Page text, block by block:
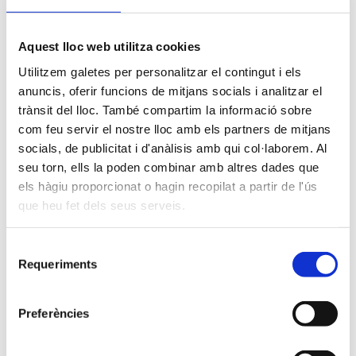
Aquest lloc web utilitza cookies
Utilitzem galetes per personalitzar el contingut i els
anuncis, oferir funcions de mitjans socials i analitzar el
trànsit del lloc. També compartim la informació sobre
com feu servir el nostre lloc amb els partners de mitjans
socials, de publicitat i d'anàlisis amb qui col·laborem. Al
seu torn, ells la poden combinar amb altres dades que
els hàgiu proporcionat o hagin recopilat a partir de l'ús
que heu fet dels seus serveis.
Requeriments
Preferències
#NoAlaViolènciaDeGènere